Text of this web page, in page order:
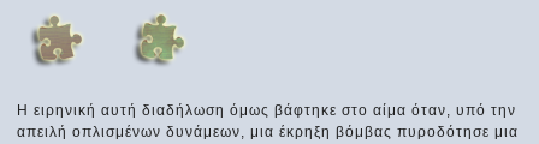
Η ειρηνική αυτή διαδήλωση όμως βάφτηκε στο αίμα όταν, υπό την
απειλή οπλισμένων δυνάμεων, μια έκρηξη βόμβας πυροδότησε μια